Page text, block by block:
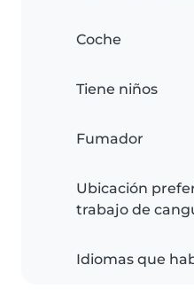
Coche
Tiene niños
Fumador
Ubicación
trabajo de
Idiomas que